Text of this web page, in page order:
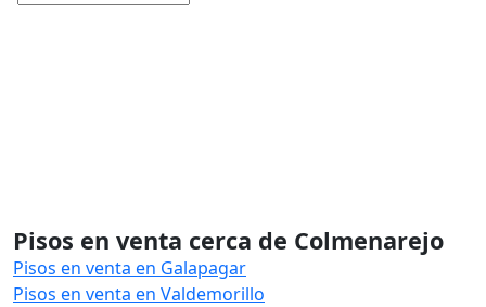
Pisos en venta cerca de Colmenarejo
Pisos en venta en Galapagar
Pisos en venta en Valdemorillo